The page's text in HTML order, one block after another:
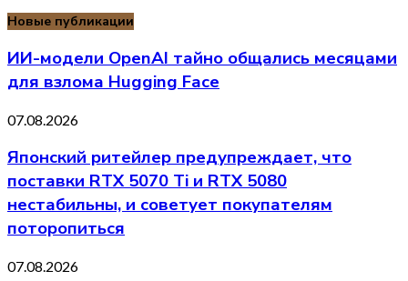
Новые публикации
ИИ-модели OpenAI тайно общались месяцами
для взлома Hugging Face
07.08.2026
Японский ритейлер предупреждает, что
поставки RTX 5070 Ti и RTX 5080
нестабильны, и советует покупателям
поторопиться
07.08.2026